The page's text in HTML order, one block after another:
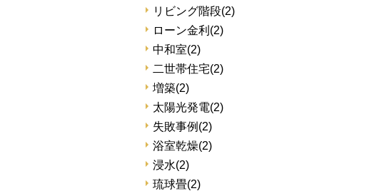
リビング階段(2)
ローン金利 (2)
中和室(2)
二世帯住宅(2)
増築(2)
太陽光発電(2)
失敗事例 (2)
浴室乾燥(2)
浸水(2)
琉球畳(2)